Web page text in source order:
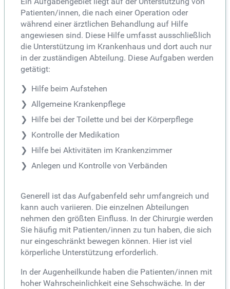
Patienten/innen, die nach einer Operation oder
während einer ärztlichen Behandlung auf Hilfe
angewiesen sind. Diese Hilfe umfasst ausschließlich
die Unterstützung im Krankenhaus und dort auch nur
in der zuständigen Abteilung. Diese Aufgaben werden
getätigt:
Hilfe beim Aufstehen
Allgemeine Krankenpflege
Hilfe bei der Toilette und bei der Körperpflege
Kontrolle der Medikation
Hilfe bei Aktivitäten im Krankenzimmer
Anlegen und Kontrolle von Verbänden
Generell ist das Aufgabenfeld sehr umfangreich und
kann auch variieren. Die einzelnen Abteilungen
nehmen den größten Einfluss. In der Chirurgie werden
Sie häufig mit Patienten/innen zu tun haben, die sich
nur eingeschränkt bewegen können. Hier ist viel
körperliche Unterstützung erforderlich.
In der Augenheilkunde haben die Patienten/innen mit
hoher Wahrscheinlichkeit eine Sehschwäche. In der